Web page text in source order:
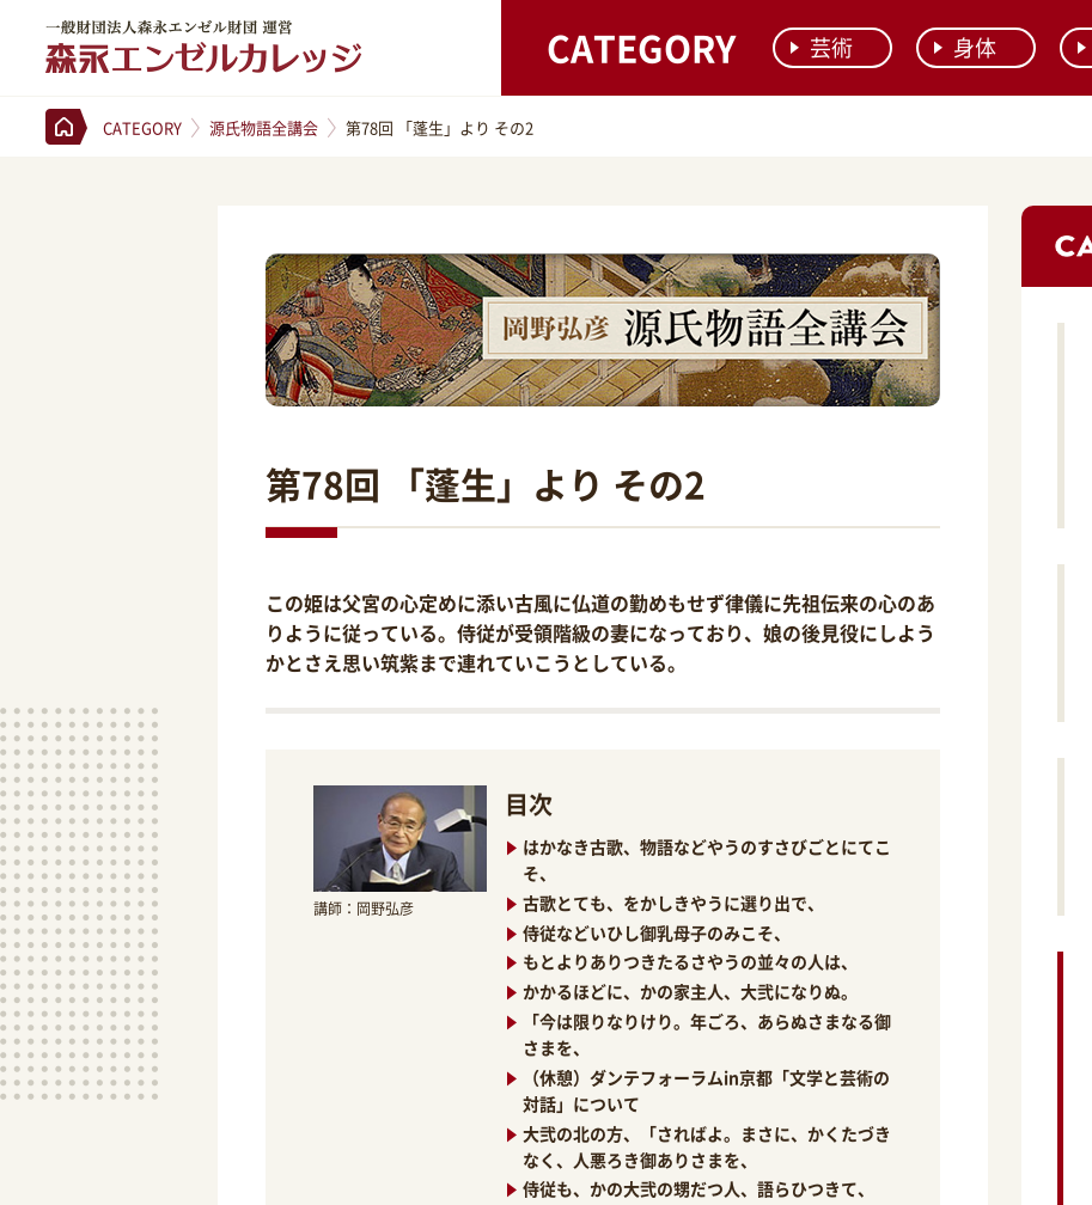
CATEGORY 芸術 身体
CATEGORY 源氏物語全講会 第78回 「蓬生」より その2
第78回 「蓬生」より その2
この姫は父宮の心定めに添い古風に仏道の勤めもせず律儀に先祖伝来の心のあ
りように従っている。侍従が受領階級の妻になっており、娘の後見役にしよう
かとさえ思い筑紫まで連れていこうとしている。
講師：岡野弘彦
目次
はかなき古歌、物語などやうのすさびごとにてこ
そ、
古歌とても、をかしきやうに選り出で、
侍従などいひし御乳母子のみこそ、
もとよりありつきたるさやうの並々の人は、
かかるほどに、かの家主人、大弐になりぬ。
「今は限りなりけり。年ごろ、あらぬさまなる御
さまを、
（休憩）ダンテフォーラムin京都「文学と芸術の
対話」について
大弐の北の方、「さればよ。まさに、かくたづき
なく、人悪ろき御ありさまを、
侍従も、かの大弐の甥だつ人、語らひつきて、